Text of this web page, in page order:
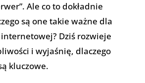
Ale co to dokładnie
są one takie ważne dla
Dziś rozwieje
i wyjaśnię, dlaczego
kluczowe.